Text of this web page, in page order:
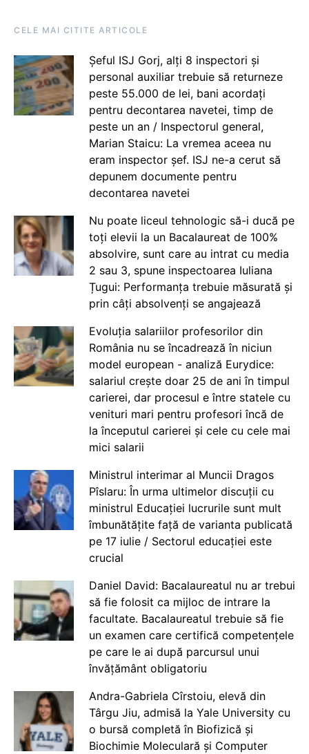
CELE MAI CITITE ARTICOLE
Șeful ISJ Gorj, alți 8 inspectori și
personal auxiliar trebuie să returneze
peste 55.000 de lei, bani acordați
pentru decontarea navetei, timp de
peste un an / Inspectorul general,
Marian Staicu: La vremea aceea nu
eram inspector șef. ISJ ne-a cerut să
depunem documente pentru
decontarea navetei
Nu poate liceul tehnologic să-i ducă pe
toți elevii la un Bacalaureat de 100%
absolvire, sunt care au intrat cu media
2 sau 3, spune inspectoarea Iuliana
Țugui: Performanța trebuie măsurată și
prin câți absolvenți se angajează
Evoluția salariilor profesorilor din
România nu se încadrează în niciun
model european - analiză Eurydice:
salariul crește doar 25 de ani în timpul
carierei, dar procesul e între statele cu
venituri mari pentru profesori încă de
la începutul carierei și cele cu cele mai
mici salarii
Ministrul interimar al Muncii Dragos
Pîslaru: În urma ultimelor discuții cu
ministrul Educației lucrurile sunt mult
îmbunătățite față de varianta publicată
pe 17 iulie / Sectorul educației este
crucial
Daniel David: Bacalaureatul nu ar trebui
să fie folosit ca mijloc de intrare la
facultate. Bacalaureatul trebuie să fie
un examen care certifică competențele
pe care le ai după parcursul unui
învățământ obligatoriu
Andra-Gabriela Cîrstoiu, elevă din
Târgu Jiu, admisă la Yale University cu
o bursă completă în Biofizică și
Biochimie Moleculară și Computer